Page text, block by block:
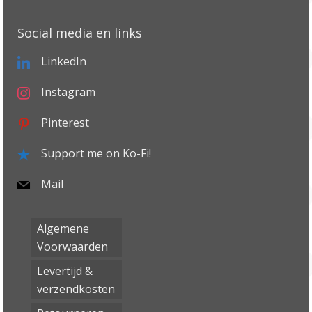
Social media en links
LinkedIn
Instagram
Pinterest
Support me on Ko-Fi!
Mail
Algemene
Voorwaarden
Levertijd &
verzendkosten